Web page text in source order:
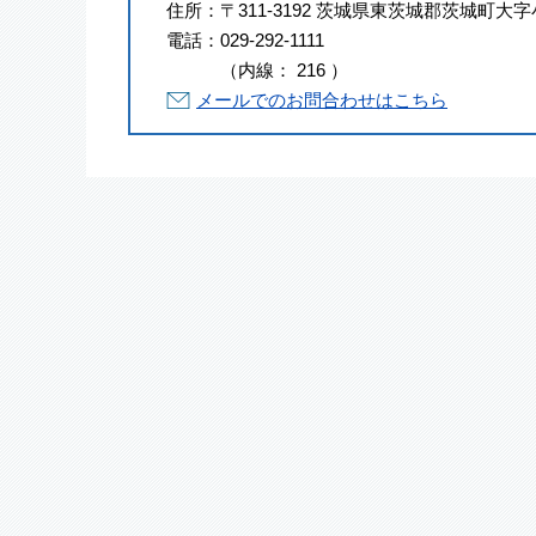
住所： 〒311-3192 茨城県東茨城郡茨城町大
電話： 029-292-1111
（内線 ： 216 ）
メールでのお問合わせはこちら